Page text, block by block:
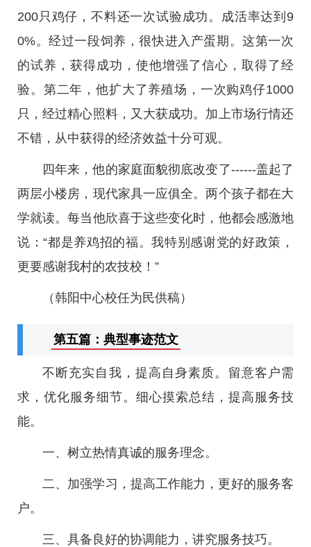
200只鸡仔，不料还一次试验成功。成活率达到9
0%。经过一段饲养，很快进入产蛋期。这第一次
的试养，获得成功，使他增强了信心，取得了经
验。第二年，他扩大了养殖场，一次购鸡仔1000
只，经过精心照料，又大获成功。加上市场行情还
不错，从中获得的经济效益十分可观。
四年来，他的家庭面貌彻底改变了------盖起了
两层小楼房，现代家具一应俱全。两个孩子都在大
学就读。每当他欣喜于这些变化时，他都会感激地
说：“都是养鸡招的福。我特别感谢党的好政策，
更要感谢我村的农技校！”
（韩阳中心校任为民供稿）
第五篇：典型事迹范文
不断充实自我，提高自身素质。留意客户需
求，优化服务细节。细心摸索总结，提高服务技
能。
一、树立热情真诚的服务理念。
二、加强学习，提高工作能力，更好的服务客
户。
三、具备良好的协调能力，讲究服务技巧。